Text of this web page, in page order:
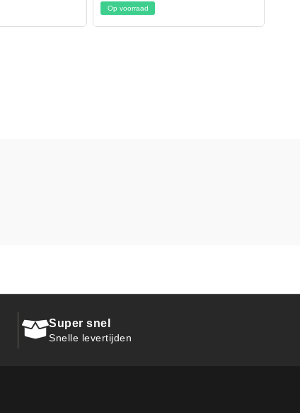
Op voorraad
Super snel
Snelle levertijden